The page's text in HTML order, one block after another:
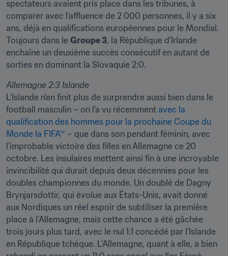
spectateurs avaient pris place dans les tribunes, à
comparer avec l'affluence de 2 000 personnes, il y a six
ans, déjà en qualifications européennes pour le Mondial.
Toujours dans le Groupe 3, la République d'Irlande
enchaîne un deuxième succès consécutif en autant de
sorties en dominant la Slovaquie 2:0.
L'Islande n'en finit plus de surprendre aussi bien dans le
football masculin – on l'a vu récemment avec la
qualification des hommes pour la prochaine Coupe du
Monde la FIFA™ – que dans son pendant féminin, avec
l'improbable victoire des filles en Allemagne ce 20
octobre. Les insulaires mettent ainsi fin à une incroyable
invincibilité qui durait depuis deux décennies pour les
doubles championnes du monde. Un doublé de Dagny
Brynjarsdottir, qui évolue aux États-Unis, avait donné
aux Nordiques un réel espoir de subtiliser la première
place à l'Allemagne, mais cette chance a été gâchée
trois jours plus tard, avec le nul 1:1 concédé par l'Islande
en République tchèque. L'Allemagne, quant à elle, a bien